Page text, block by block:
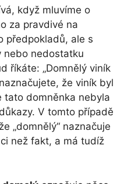
když mluvíme o
za pravdivé na
předpokladů, ale s
nebo nedostatku
říkáte: „Domnělý viník
že viník byl
tato domněnka nebyla
V tomto případě
„domnělý“ naznačuje
než fakt, a má tudíž